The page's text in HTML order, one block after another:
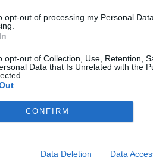
opt-out of processing my Personal
opt-out of Collection, Use, Retention,
Data that Is Unrelated with the
CONFIRM
Data Deletion Data
επειδή το AI έδωσε
«Unsportsmanlike
μπλε οθόνη και Error
δίλεπτο θα κρατήσει….47